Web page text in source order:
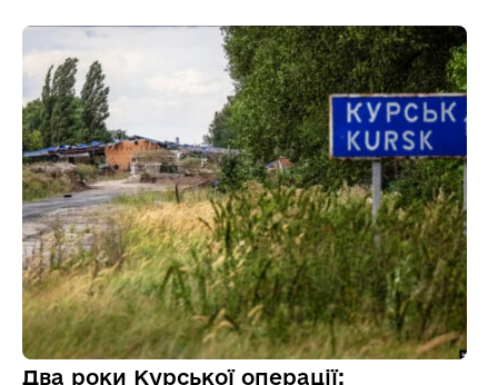
Два роки Курської операції: